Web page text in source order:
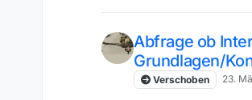
Abfrage ob
Grundlagen/
Verschoben 23.